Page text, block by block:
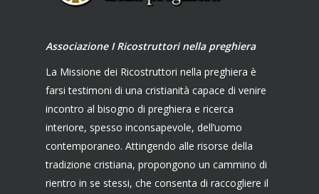
Associazione I Ricostruttori nella preghiera
La Missione dei Ricostruttori nella preghiera è
farsi testimoni di una cristianità capace di venire
incontro al bisogno di preghiera e ricerca
interiore, spesso inconsapevole, dell’uomo
contemporaneo. Attingendo alle risorse della
tradizione cristiana, propongono un cammino di
rientro in se stessi, che consenta di raccogliere il